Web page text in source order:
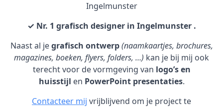
Ingelmunster
✓ Nr. 1 grafisch designer in Ingelmunster .
Naast al jegrafisch ontwerp (naamkaartjes, brochures,
magazines, boeken, flyers, folders, …) kan je bij mij ook
terecht voor de vormgeving van logo’s en
huisstijl en PowerPoint presentaties.
Contacteer mij vrijblijvend om je project te